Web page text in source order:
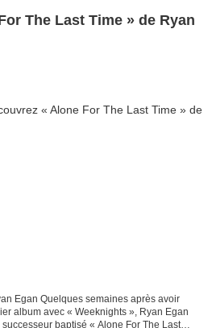
The Last Time » de Ryan
Egan Quelques semaines après avoir
album avec « Weeknights », Ryan Egan
baptisé « Alone For The Last